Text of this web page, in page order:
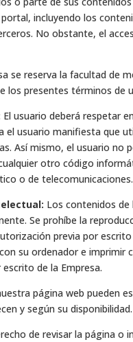
incluyendo los
No obstante, el
se reserva la facultad de
los presentes términos de
El usuario deberá respetar
el usuario manifiesta que
Así mismo, el usuario
otro código
o de telecomunicaciones.
Los contenidos de
Se prohíbe la
previa por
su ordenador e
de la Empresa.
página web pueden
y según su
de revisar la página